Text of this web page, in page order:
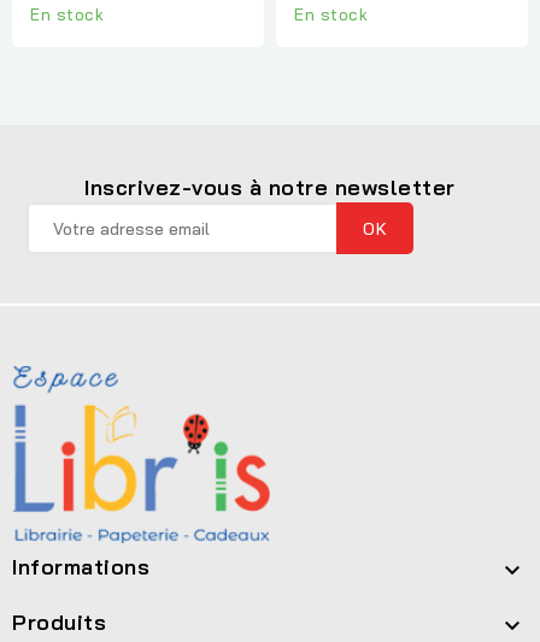
En stock En stock
Inscrivez-vous à notre newsletter
Informations 
Produits 